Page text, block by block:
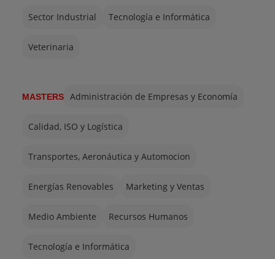
Sector Industrial Tecnología e Informática
Veterinaria
MASTERS Administración de Empresas y Economía
Calidad, ISO y Logística
Transportes, Aeronáutica y Automocion
Energías Renovables Marketing y Ventas
Medio Ambiente Recursos Humanos
Tecnología e Informática